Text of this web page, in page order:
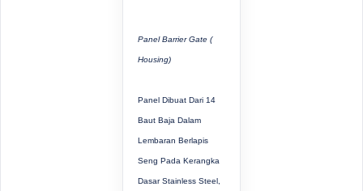
Panel Barrier Gate (
Housing)
Panel Dibuat Dari 14
Baut Baja Dalam
Lembaran Berlapis
Seng Pada Kerangka
Dasar Stainless Steel,